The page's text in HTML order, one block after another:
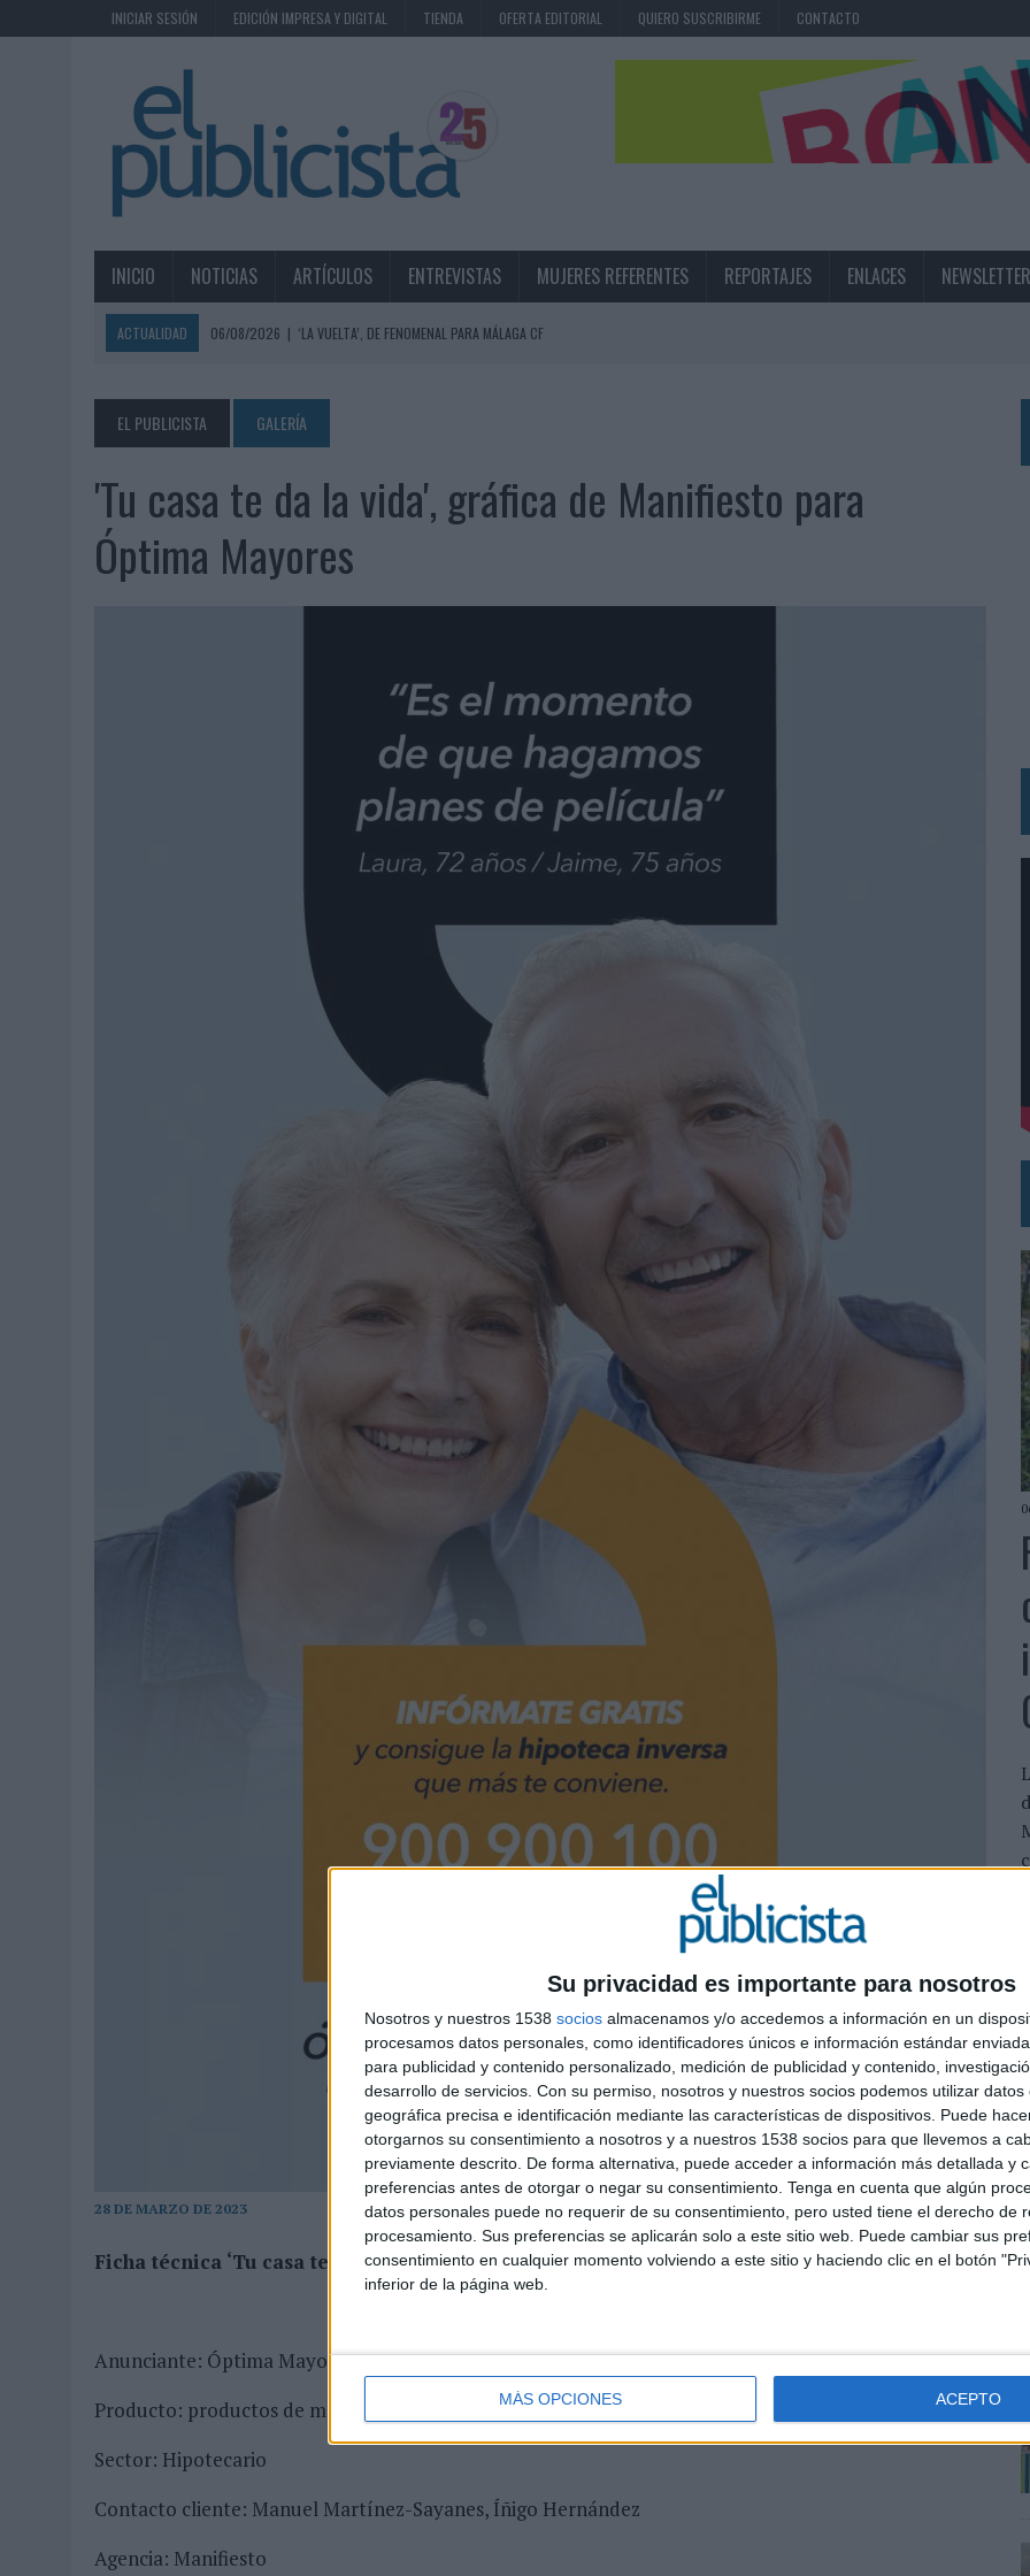
Su privacidad es importante para nosotros
Nosotros y nuestros 1538 socios almacenamos y/o accedemos a información en un
procesamos datos personales, como identificadores únicos e información estándar
para publicidad y contenido personalizado, medición de publicidad y contenido,
desarrollo de servicios. Con su permiso, nosotros y nuestros socios podemos utilizar datos
geográfica precisa e identificación mediante las características de dispositivos. Puede
otorgarnos su consentimiento a nosotros y a nuestros 1538 socios para que llevemos a
previamente descrito. De forma alternativa, puede acceder a información más detallada y
preferencias antes de otorgar o negar su consentimiento. Tenga en cuenta que algún
datos personales puede no requerir de su consentimiento, pero usted tiene el derecho de
procesamiento. Sus preferencias se aplicarán solo a este sitio web. Puede cambiar sus
consentimiento en cualquier momento volviendo a este sitio y haciendo clic en el botón
inferior de la página web.
MÁS OPCIONES ACEPTO
INICIAR SESIÓN EDICIÓN IMPRESA Y DIGITAL TIENDA OFERTA EDITORIAL QUIERO SUSCRIBIRME CONTACTO
INICIO NOTICIAS ARTÍCULOS ENTREVISTAS MUJERES REFERENTES REPORTAJES ENLACES NEWSLETTER
ACTUALIDAD 06/08/2026 | ‘LA VUELTA’, DE FENOMENAL PARA MÁLAGA CF
EL MERCADO PUBLICITARIO CAE UN 2,6% EN 2025, AUNQUE LOS MEDIOS CONTROLADOS MANTIENEN EL CRECIMIENTO
06/08/2026 | LA TELEVISIÓN SIGUE LIDERANDO EL CONSUMO DE MEDIOS EN VERANO Y SUPERA AL MÓVIL COMO DISPOSITIVO MÁS UTILIZADO
06/08/2026
EL USO DE LA IA GENERATIVA ALCANZA YA AL 62% DE LOS ESPAÑOLES
06/08/2026 | SYSTEM1 NOMBRA A KIMBERLY BASTONI COMO NUEVA DIRECTORA COMERCIAL GLOBAL
|
FRIGO Y UNIQLO LANZAN UNA COLECCIÓN PERSONALIZABLE INSPIRADA EN CORNETTO, CALIPPO Y SOLERO
LOPESAN HOTELS & RESORTS ACERCA EL PARAÍSO CANARIO EN SU ÚLTIMA CAMPAÑA INTERNACIONAL
LUIS ARQUILLOS (BURGO DE ARIAS): “LA CONSTRUCCIÓN DE MARCA A LARGO PLAZO Y LA MEDICIÓN SON DOS CARAS DE LA MISMA
‘EL PARAÍSO MÁS CERCA’, DE 22GRADOS PARA LOPESAN HOTELS & RESORTS
‘LA ÚNICA CERVEZA DEL MUNDO QUE SE DISFRUTA DOS VECES’, DE INUSUALY PARA CERVEZA CAPAZ
CAPAZ, LA CERVEZA QUE CONVIERTE CADA BOTELLA EN UNA OPORTUNIDAD DE INCLUSIÓN
BABARIA Y MAXIBON SON ‘EL MATCH PERFECTO DEL VERANO’
AUDIBLE REIVINDICA EL PODER TRANSFORMADOR DEL AUDIO EN SU NUEVA CAMPAÑA GLOBAL DE MARCA
‘VUELVE EL FÚTBOL. VUELVE A SOÑAR’, DE VML PARA MOVISTAR
CUANDO SE APAGUE EL SOL, EL ECLIPSE DE 2026 PONDRÁ A PRUEBA LA CREATIVIDAD DE LAS MARCAS
EL PUBLICISTA GALERÍA
'Tu casa te da la vida', gráfica de Manifiesto para
Óptima Mayores
28 DE MARZO DE 2023
Ficha técnica ‘Tu casa te da la vida’
Anunciante: Óptima Mayores
Producto: productos de monetización del patrimonio inmobiliario (principalmente, hipoteca inversa)
Sector: Hipotecario
Contacto cliente: Manuel Martínez-Sayanes, Íñigo Hernández
Agencia: Manifiesto